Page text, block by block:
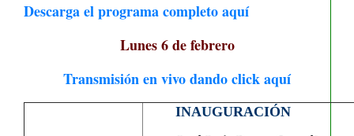
Descarga el programa completo aquí
Lunes 6 de febrero
Transmisión en vivo dando click aquí
INAUGURACIÓN